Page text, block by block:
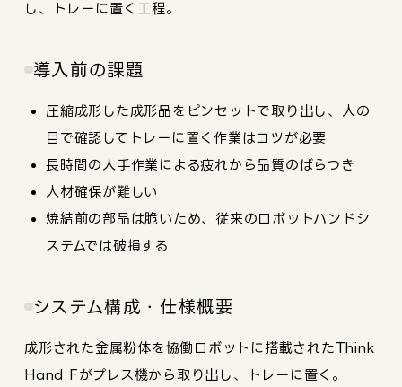
し、トレーに置く工程。
導入前の課題
圧縮成形した成形品をピンセットで取り出し、人の
目で確認してトレーに置く作業はコツが必要
長時間の人手作業による疲れから品質のばらつき
人材確保が難しい
焼結前の部品は脆いため、従来のロボットハンドシ
ステムでは破損する
システム構成・仕様概要
成形された金属粉体を協働ロボットに搭載されたThink
Hand Fがプレス機から取り出し、トレーに置く。